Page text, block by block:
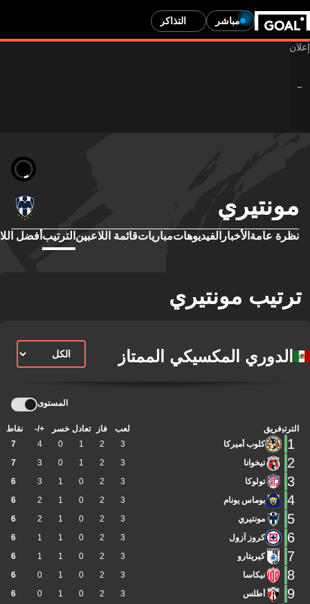
مباشر التذاكر
مونتيري
نظرة عامة الأخبار الفيديوهاتمبارياتقائمة اللاعبين الترتيب أفضل
ترتيب مونتيري
الدوري المكسيكي الممتاز
المستوى
الترتيبفريق لعب فاز تعادل خسر +/- نقاط
1 كلوب أميركا 3
2
1
0
4
7
2 تيخوانا 3
2
1
0
3
7
3 تولوكا 3
2
0
1
3
6
4 بوماس يونام 3
2
0
1
2
6
5 مونتيري 3
2
0
1
2
6
6 كروز آزول 3
2
0
1
1
6
7 كيريتارو 3
2
0
1
1
6
8 نيكاسا 3
2
0
1
0
6
9 أطلس 3
2
0
1
0
6